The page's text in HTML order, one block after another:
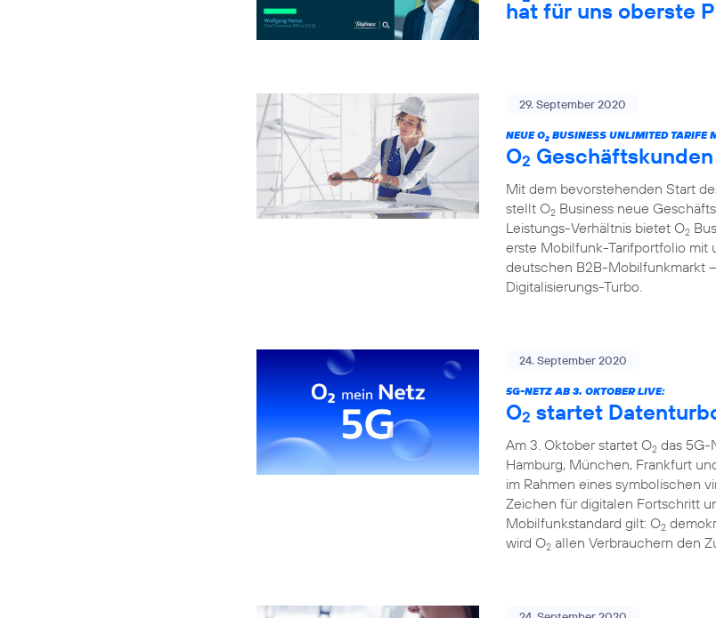
hat für uns oberste
29. September 2020
NEUE O2 BUSINESS UNLIMITED TARIFE
O2
Mit dem bevorstehenden Start
stellt O2 Business neue
Leistungs-Verhältnis bietet O2
erste Mobilfunk-Tarifportfolio mit
deutschen B2B-Mobilfunkmarkt
Digitalisierungs-Turbo.
24. September 2020
5G-NETZ AB 3. OKTOBER LIVE:
O2 startet
Am 3. Oktober startet O2 das 5G-
Hamburg, München, Frankfurt
im Rahmen eines symbolischen
Zeichen für digitalen Fortschritt
Mobilfunkstandard gilt: O2
wird O2 allen Verbrauchern den